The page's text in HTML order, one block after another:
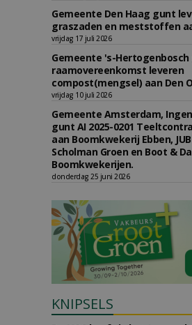
Gemeente Den Haag gunt
graszaden en meststoffen
vrijdag 17 juli 2026
Gemeente 's-
raamovereenkomst leveren
compost(mengsel) aan Den
vrijdag 10 juli 2026
Gemeente Amsterdam,
gunt AI 2025-0201
aan Boomkwekerij Ebben,
Scholman Groen en Boot &
Boomkwekerijen.
donderdag 25 juni 2026
KNIPSELS